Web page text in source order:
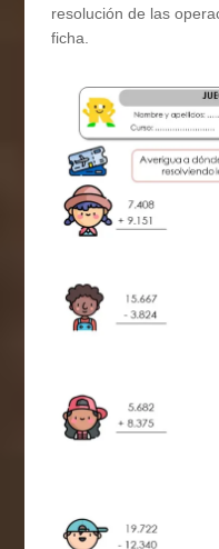
resolución de las
ficha.